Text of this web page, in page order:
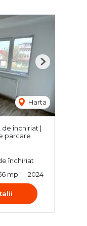
Harta
Next
închiriat |
parcare
închiriat
mp 2024